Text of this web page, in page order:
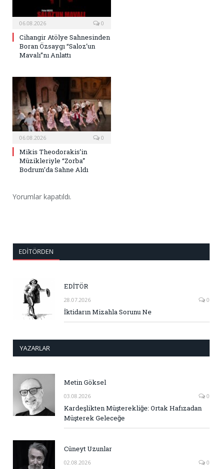
06.08.2026 0
Cihangir Atölye Sahnesinden
Boran Özsaygı “Saloz’un
Mavalı”nı Anlattı
06.08.2026 0
Mikis Theodorakis’in
Müzikleriyle “Zorba”
Bodrum’da Sahne Aldı
Yorumlar kapatıldı.
EDITÖRDEN
EDİTÖR
28.07.2026 0
İktidarın Mizahla Sorunu Ne
YAZARLAR
Metin Göksel
03.08.2026 0
Kardeşlikten Müşterekliğe: Ortak Hafızadan
Müşterek Geleceğe
Cüneyt Uzunlar
02.08.2026 0